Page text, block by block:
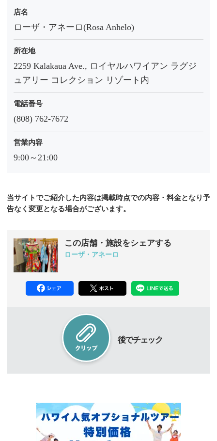
店名
ローザ・アネーロ(Rosa Anhelo)
所在地
2259 Kalakaua Ave., ロイヤルハワイアン ラグジ
ュアリー コレクション リゾート内
電話番号
(808) 762-7672
営業内容
9:00～21:00
当サイトでご紹介した内容は掲載時点での内容・料金となり予
告なく変更となる場合がございます。
この店舗・施設をシェアする
ローザ・アネーロ
後でチェック